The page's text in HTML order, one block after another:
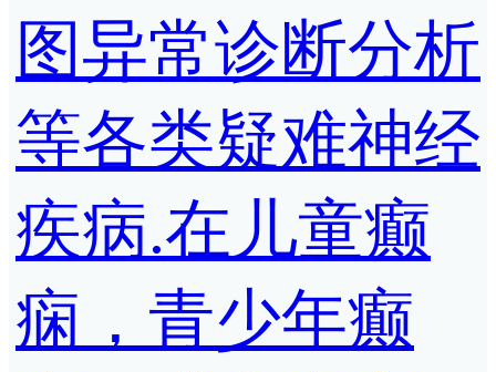
图异常诊断分析
等各类疑难神经
疾病.在儿童癫
痫，青少年癫